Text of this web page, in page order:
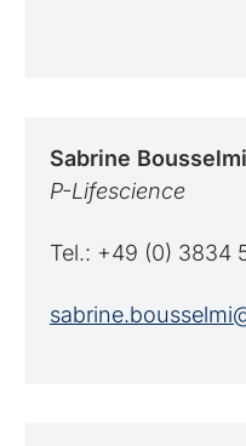
Sabrine Bousselmi
P-Lifescience
Tel.: +49 (0) 3834